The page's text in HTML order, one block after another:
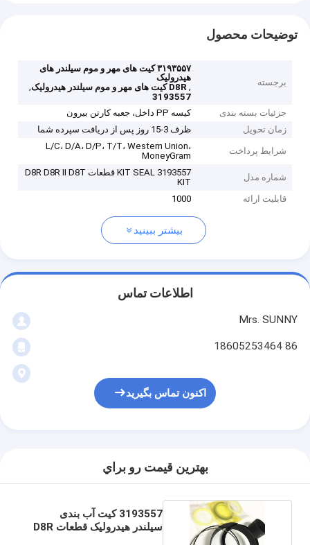
توضیحات محصول
برجسته
۳۱۹۳۵۵۷ کیت های مهر و موم سیلندر های
هیدرولیک
, D8R کیت های مهر و موم سیلندر هیدرولیک
,
3193557
جزئیات بسته بندی
کیسه PP داخل، جعبه کارتن بیرون
زمان تحویل
ظرف 3-15 روز پس از دریافت سپرده شما
شرایط پرداخت
L/C، D/A، D/P، T/T، Western Union،
MoneyGram
شماره مدل
3193557 KIT SEAL قطعات D8R D8R II D8T
KIT
قابلیت ارائه
1000
بیشتر ببینید
اطلاعات تماس
Mrs. SUNNY
86 18605253464
اکنون تماس بگیرید
بهترين قيمت رو براي
3193557 کیت آب بندی
سیلندر هیدرولیک قطعات D8R